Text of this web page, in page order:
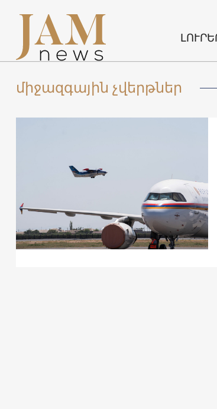
միջազգային չվերթներ